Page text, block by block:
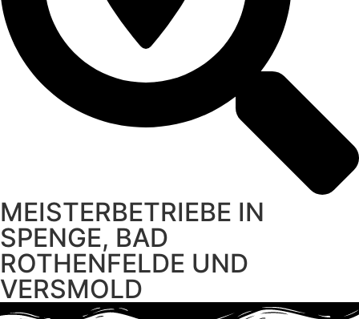
MEISTERBETRIEBE IN
SPENGE, BAD
ROTHENFELDE UND
VERSMOLD